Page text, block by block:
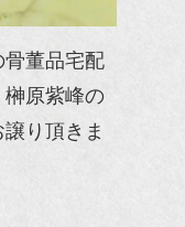
骨董品宅配
榊原紫峰の
り頂きま